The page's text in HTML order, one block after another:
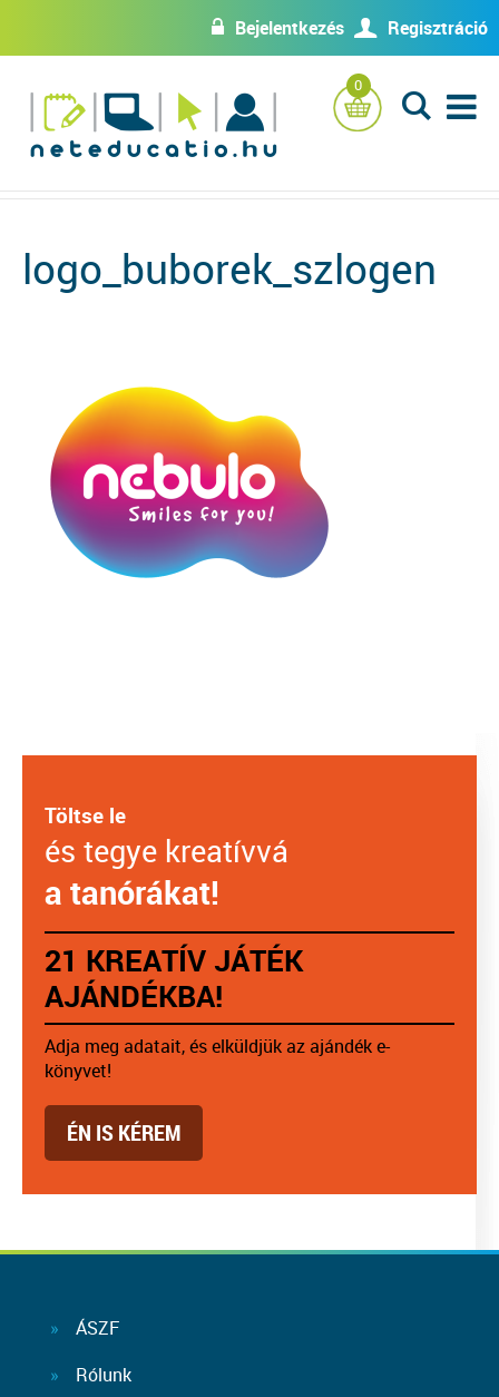
w Bejelentkezés U Regisztráció
0
L
logo_buborek_szlogen
Töltse le
és tegye kreatívvá
a tanórákat!
21 KREATÍV JÁTÉK
AJÁNDÉKBA!
Adja meg adatait, és elküldjük az ajándék e-
könyvet!
ÉN IS KÉREM
ÁSZF
Rólunk